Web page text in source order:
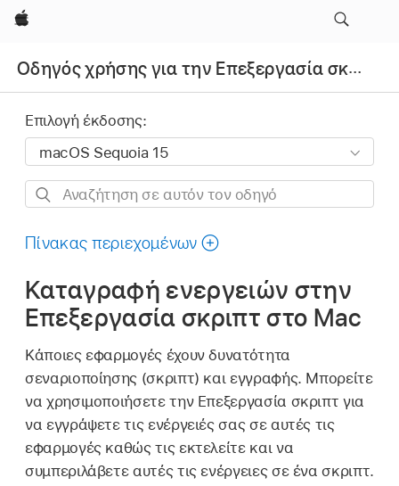
Apple
Οδηγός χρήσης για την Επεξεργασία σκριπτ
Επιλογή έκδοσης:
Αναζήτηση
αυτόν
οδηγό
Πίνακας περιεχομένων
Καταγραφή ενεργειών στην
Επεξεργασία σκριπτ στο Mac
Κάποιες εφαρμογές έχουν δυνατότητα
σεναριοποίησης (σκριπτ) και εγγραφής. Μπορείτε
να χρησιμοποιήσετε την Επεξεργασία σκριπτ για
να εγγράψετε τις ενέργειές σας σε αυτές τις
εφαρμογές καθώς τις εκτελείτε και να
συμπεριλάβετε αυτές τις ενέργειες σε ένα σκριπτ.